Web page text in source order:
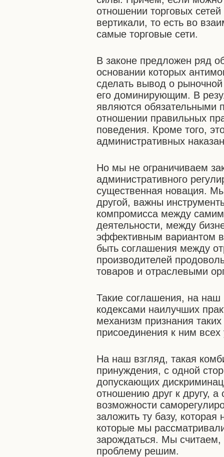
отношении торговых
вертикали, то есть во
самые торговые сети.
В законе предложен ряд
основании которых
сделать вывод о рыночной
его доминирующим. В
являются обязательными
отношении правильных
поведения. Кроме того,
административных
Но мы не ограничиваем
административного
существенная новация.
другой, важны
компромисса между
деятельности, между
эффективным вариантом
быть соглашения между
производителей
товаров и отраслевыми
Такие соглашения, на наш
кодексами наилучших
механизм признания
присоединения к ним всех
На наш взгляд, такая
принуждения, с одной
допускающих
отношению друг к другу,
возможности
заложить ту базу,
которые мы
зарождаться. Мы считаем,
проблему решим.